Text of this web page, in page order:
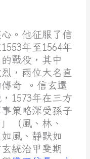
。他征服了信
年至1564年
戰役，其中
，兩位大名直
奇 。信玄還
1573年在三方
策略深受孫子
（風、林、
風、靜默如
統治甲斐期